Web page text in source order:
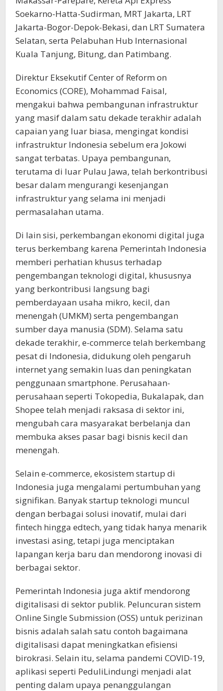
Soekarno-Hatta-Sudirman, MRT Jakarta, LRT
Jakarta-Bogor-Depok-Bekasi, dan LRT Sumatera
Selatan, serta Pelabuhan Hub Internasional
Kuala Tanjung, Bitung, dan Patimbang.
Direktur Eksekutif Center of Reform on
Economics (CORE), Mohammad Faisal,
mengakui bahwa pembangunan infrastruktur
yang masif dalam satu dekade terakhir adalah
capaian yang luar biasa, mengingat kondisi
infrastruktur Indonesia sebelum era Jokowi
sangat terbatas. Upaya pembangunan,
terutama di luar Pulau Jawa, telah berkontribusi
besar dalam mengurangi kesenjangan
infrastruktur yang selama ini menjadi
permasalahan utama.
Di lain sisi, perkembangan ekonomi digital juga
terus berkembang karena Pemerintah Indonesia
memberi perhatian khusus terhadap
pengembangan teknologi digital, khususnya
yang berkontribusi langsung bagi
pemberdayaan usaha mikro, kecil, dan
menengah (UMKM) serta pengembangan
sumber daya manusia (SDM). Selama satu
dekade terakhir, e-commerce telah berkembang
pesat di Indonesia, didukung oleh pengaruh
internet yang semakin luas dan peningkatan
penggunaan smartphone. Perusahaan-
perusahaan seperti Tokopedia, Bukalapak, dan
Shopee telah menjadi raksasa di sektor ini,
mengubah cara masyarakat berbelanja dan
membuka akses pasar bagi bisnis kecil dan
menengah.
Selain e-commerce, ekosistem startup di
Indonesia juga mengalami pertumbuhan yang
signifikan. Banyak startup teknologi muncul
dengan berbagai solusi inovatif, mulai dari
fintech hingga edtech, yang tidak hanya menarik
investasi asing, tetapi juga menciptakan
lapangan kerja baru dan mendorong inovasi di
berbagai sektor.
Pemerintah Indonesia juga aktif mendorong
digitalisasi di sektor publik. Peluncuran sistem
Online Single Submission (OSS) untuk perizinan
bisnis adalah salah satu contoh bagaimana
digitalisasi dapat meningkatkan efisiensi
birokrasi. Selain itu, selama pandemi COVID-19,
aplikasi seperti PeduliLindungi menjadi alat
penting dalam upaya penanggulangan